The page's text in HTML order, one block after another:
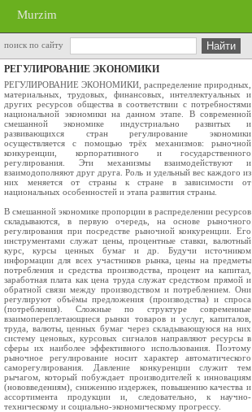
Murzim
поиск по сайту
РЕГУЛИРОВАНИЕ ЭКОНОМИКИ
РЕГУЛИРОВАНИЕ ЭКОНОМИКИ, распределение природных,
материальных, трудовых, финансовых, интеллектуальных и
других ресурсов общества в соответствии с потребностями
национальной экономики на данном этапе. В современной
смешанной экономике индустриально развитых и
развивающихся стран регулирование экономики
осуществляется с помощью трёх механизмов: рыночной
конкуренции, корпоративного и государственного
регулирования. Эти механизмы взаимодействуют и
взаимодополняют друг друга. Роль и удельный вес каждого из
них меняется от страны к стране в зависимости от
национальных особенностей и этапа развития страны.
В смешанной экономике пропорции в распределении ресурсов
складываются, в первую очередь, на основе рыночного
регулирования при посредстве рыночной конкуренции. Его
инструментами служат цены, процентные ставки, валютный
курс, курсы ценных бумаг и др. Будучи источником
информации для всех участников рынка, цены на предметы
потребления и средства производства, процент на капитал,
заработная плата как цена труда служат средством прямой и
обратной связи между производством и потреблением. Они
регулируют объёмы предложения (производства) и спроса
(потребления). Сложные по структуре современные
взаимопереплетающиеся рынки товаров и услуг, капиталов,
труда, валюты, ценных бумаг через складывающуюся на них
систему ценовых, курсовых сигналов направляют ресурсы в
сферы их наиболее эффективного использования. Поэтому
рыночное регулирование носит характер автоматического
саморегулирования. Давление конкуренции служит тем
рычагом, который побуждает производителей к инновациям
(нововведениям), снижению издержек, повышению качества и
ассортимента продукции и, следовательно, к научно-
техническому и социально-экономическому прогрессу.